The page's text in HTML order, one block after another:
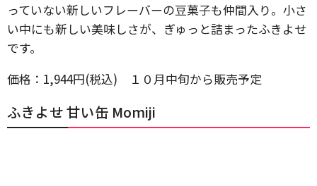
っていない新しいフレーバーの豆菓子も仲間入り。小さ
い中にも新しい美味しさが、ぎゅっと詰まったふきよせ
です。
価格：1,944円(税込) １０月中旬から販売予定
ふきよせ 甘い缶 Momiji